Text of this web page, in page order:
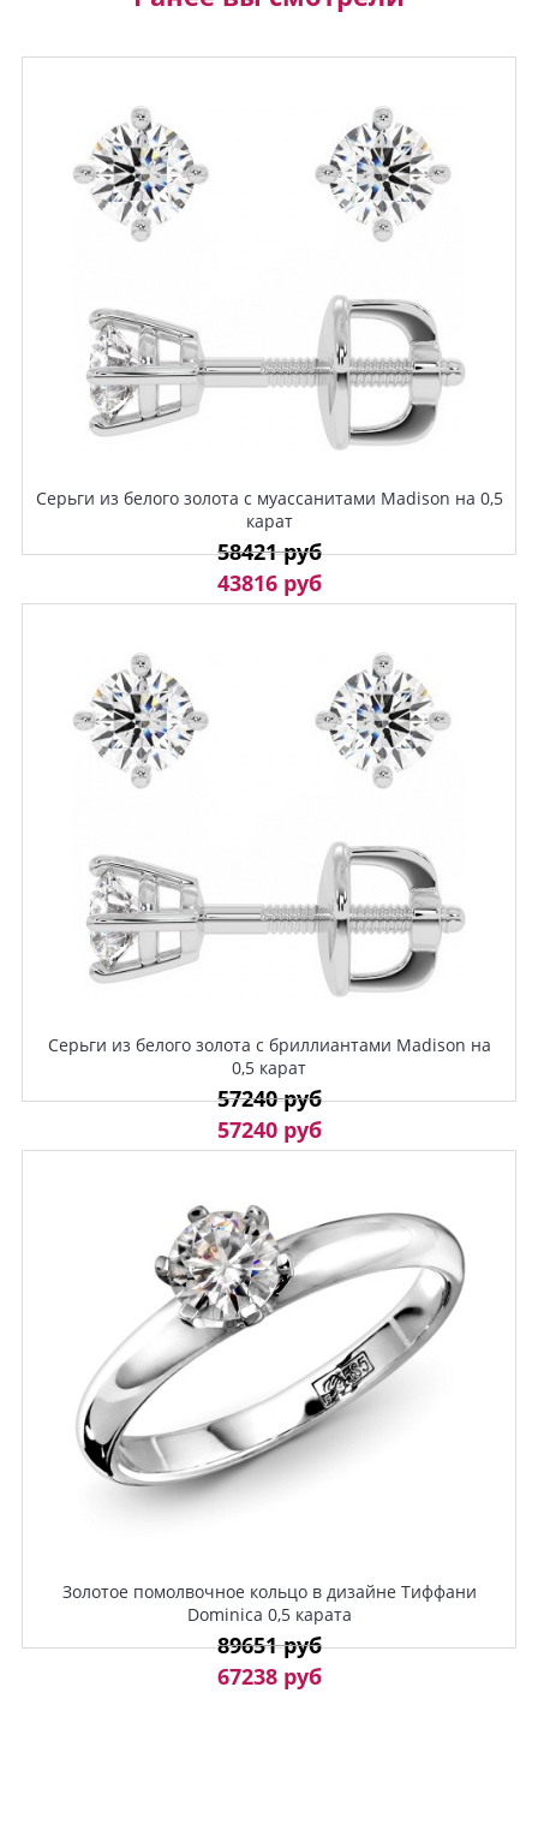
Серьги из белого золота с муассанитами Madison на 0,5
карат
58421 руб
43816 руб
Серьги из белого золота с бриллиантами Madison на
0,5 карат
57240 руб
57240 руб
Золотое помолвочное кольцо в дизайне Тиффани
Dominica 0,5 карата
89651 руб
67238 руб